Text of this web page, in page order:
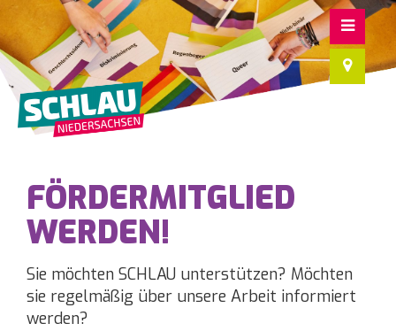
FÖRDERMITGLIED
WERDEN!
Sie möchten SCHLAU unterstützen? Möchten
sie regelmäßig über unsere Arbeit informiert
werden?